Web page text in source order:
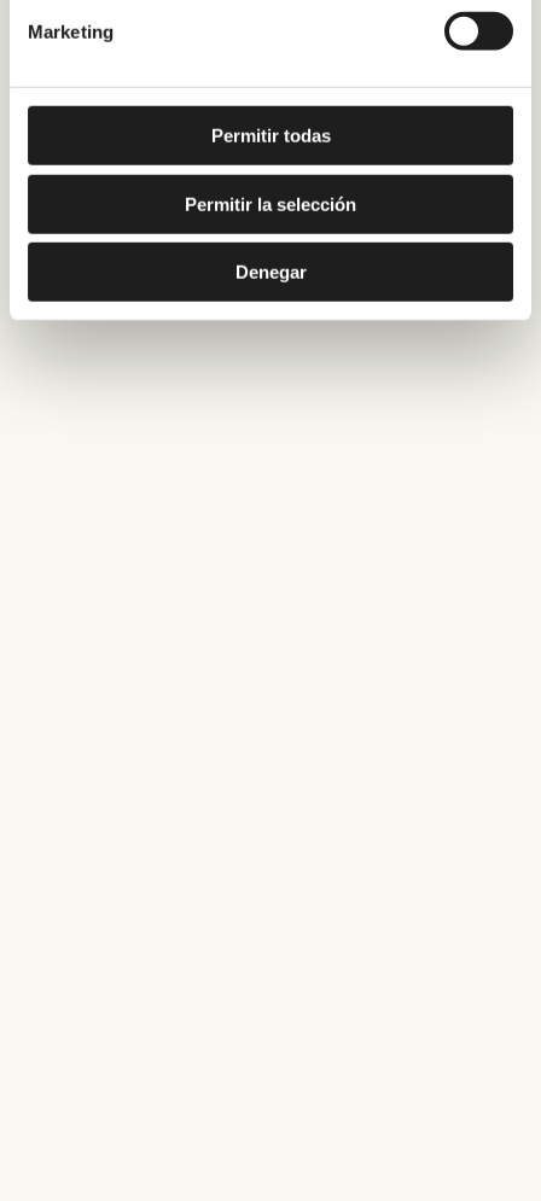
Marketing
Permitir todas
Permitir la selección
Denegar